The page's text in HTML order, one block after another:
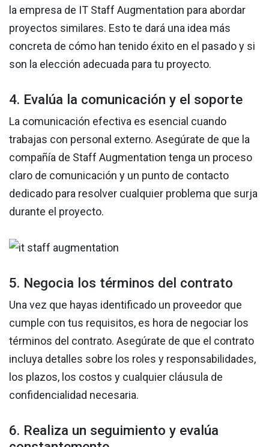
la empresa de IT Staff Augmentation para abordar
proyectos similares. Esto te dará una idea más
concreta de cómo han tenido éxito en el pasado y si
son la elección adecuada para tu proyecto.
4. Evalúa la comunicación y el soporte
La comunicación efectiva es esencial cuando
trabajas con personal externo. Asegúrate de que la
compañía de Staff Augmentation tenga un proceso
claro de comunicación y un punto de contacto
dedicado para resolver cualquier problema que surja
durante el proyecto.
5. Negocia los términos del contrato
Una vez que hayas identificado un proveedor que
cumple con tus requisitos, es hora de negociar los
términos del contrato. Asegúrate de que el contrato
incluya detalles sobre los roles y responsabilidades,
los plazos, los costos y cualquier cláusula de
confidencialidad necesaria.
6. Realiza un seguimiento y evalúa